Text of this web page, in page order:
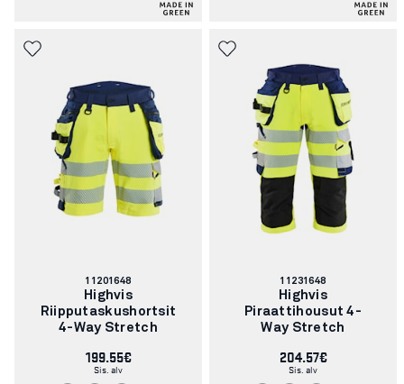
Tuotenumero:
11201648
Highvis
Riipputaskushortsit
4-Way Stretch
199.55€
Sis. alv
Tuotenumero:
11231648
Highvis
Piraattihousut 4-
Way Stretch
204.57€
Sis. alv